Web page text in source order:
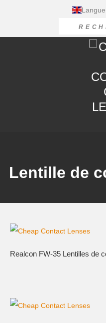
Langue
Lentille de
Realcon FW-35 Lentilles de